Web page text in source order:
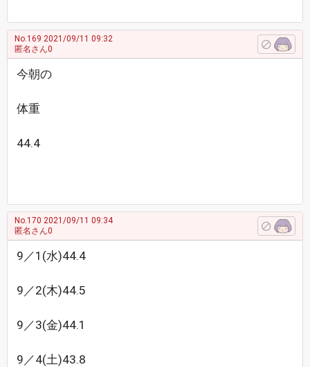
No.169 2021/09/11 09:32
匿名さん0
今朝の
体重
44.4
No.170 2021/09/11 09:34
匿名さん0
9／1(水)44.4
9／2(木)44.5
9／3(金)44.1
9／4(土)43.8